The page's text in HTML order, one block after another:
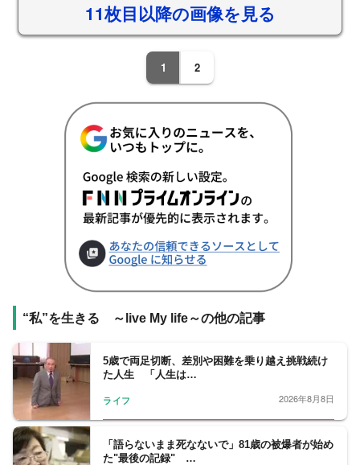
11枚目以降の画像を見る
1 2
“私”を生きる ～live My life～の他の記事
5歳で両足切断、差別や困難を乗り越え挑戦続け
た人生 「人生は…
ライフ 2026年8月8日
「語らないまま死なないで」81歳の被爆者が始め
た"最後の記録" …